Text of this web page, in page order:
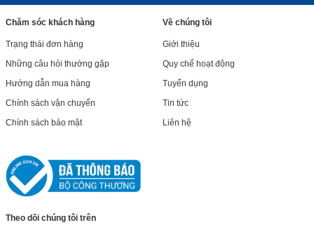
Chăm sóc khách hàng
Trạng thái đơn hàng
Những câu hỏi thường gặp
Hướng dẫn mua hàng
Chính sách vận chuyển
Chính sách bảo mật
Về chúng tôi
Giới thiệu
Quy chế hoạt động
Tuyển dụng
Tin tức
Liên hệ
Theo dõi chúng tôi trên